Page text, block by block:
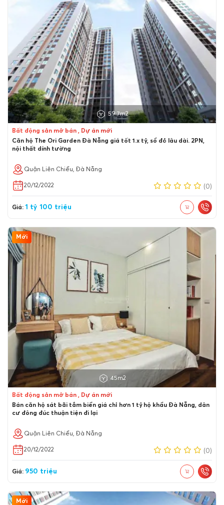
59.7m2
Bất động sản mở bán , Dự án mới
Căn hộ The Ori Garden Đà Nẵng giá tốt 1.x tỷ, sổ đỏ lâu dài. 2PN,
nội thất dính tường
Quận Liên Chiểu, Đà Nẵng
20/12/2022 (0)
Giá: 1 tỷ 100 triệu
Mới
45m2
Bất động sản mở bán , Dự án mới
Bán căn hộ sát bãi tắm biển giá chỉ hơn 1 tỷ hộ khẩu Đà Nẵng, dân
cư đông đúc thuận tiện đi lại
Quận Liên Chiểu, Đà Nẵng
20/12/2022 (0)
Giá: 950 triệu
Mới